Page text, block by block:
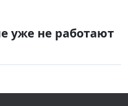
уже не работают